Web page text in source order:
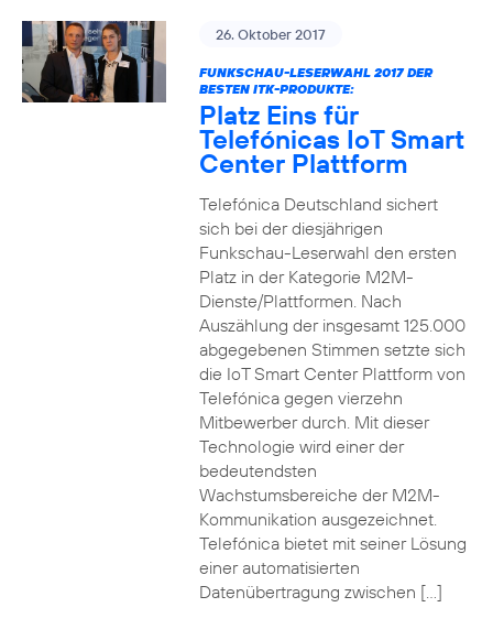
26. Oktober 2017
FUNKSCHAU-LESERWAHL 2017 DER
BESTEN ITK-PRODUKTE:
Platz Eins für
Telefónicas IoT Smart
Center Plattform
Telefónica Deutschland sichert
sich bei der diesjährigen
Funkschau-Leserwahl den ersten
Platz in der Kategorie M2M-
Dienste/Plattformen. Nach
Auszählung der insgesamt 125.000
abgegebenen Stimmen setzte sich
die IoT Smart Center Plattform von
Telefónica gegen vierzehn
Mitbewerber durch. Mit dieser
Technologie wird einer der
bedeutendsten
Wachstumsbereiche der M2M-
Kommunikation ausgezeichnet.
Telefónica bietet mit seiner Lösung
einer automatisierten
Datenübertragung zwischen […]